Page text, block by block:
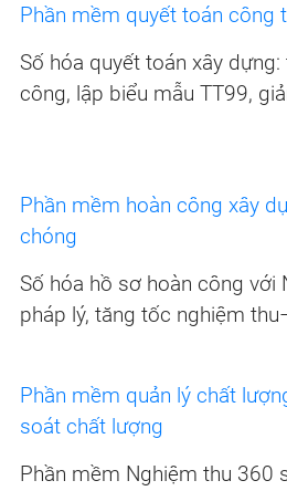
Phần mềm quyết toán công
Số hóa quyết toán xây
công, lập biểu mẫu TT99,
Phần mềm hoàn công xây
chóng
Số hóa hồ sơ hoàn công với
pháp lý, tăng tốc nghiệm
Phần mềm quản lý chất
soát chất lượng
Phần mềm Nghiệm thu 360